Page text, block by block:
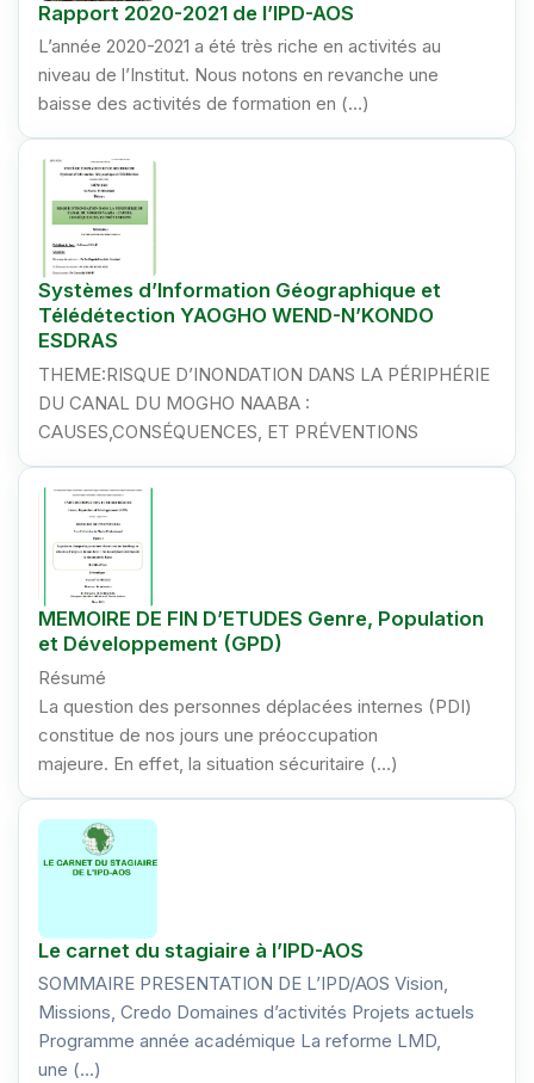
Rapport 2020-2021 de l’IPD-AOS
L’année 2020-2021 a été très riche en activités au
niveau de l’Institut. Nous notons en revanche une
baisse des activités de formation en (…)
Systèmes d’Information Géographique et
Télédétection YAOGHO WEND-N’KONDO
ESDRAS
THEME:RISQUE D’INONDATION DANS LA PÉRIPHÉRIE
DU CANAL DU MOGHO NAABA :
CAUSES,CONSÉQUENCES, ET PRÉVENTIONS
MEMOIRE DE FIN D’ETUDES Genre, Population
et Développement (GPD)
Résumé
La question des personnes déplacées internes (PDI)
constitue de nos jours une préoccupation
majeure. En effet, la situation sécuritaire (…)
Le carnet du stagiaire à l’IPD-AOS
SOMMAIRE PRESENTATION DE L’IPD/AOS Vision,
Missions, Credo Domaines d’activités Projets actuels
Programme année académique La reforme LMD,
une (…)